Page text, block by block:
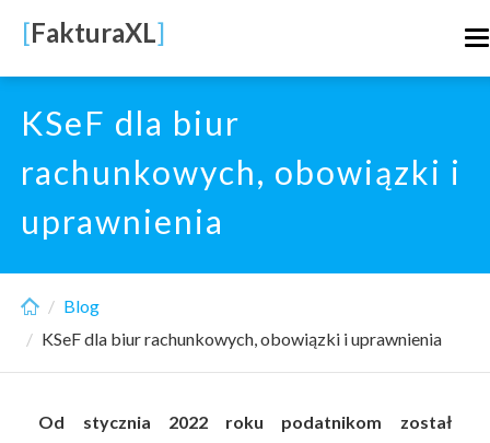
main
content
[FakturaXL]
KSeF dla biur
rachunkowych, obowiązki i
uprawnienia
Blog
KSeF dla biur rachunkowych, obowiązki i uprawnienia
Od stycznia 2022 roku podatnikom został